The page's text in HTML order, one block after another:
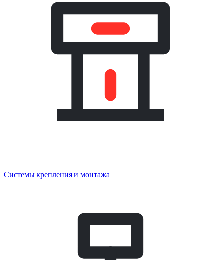
Системы крепления и монтажа